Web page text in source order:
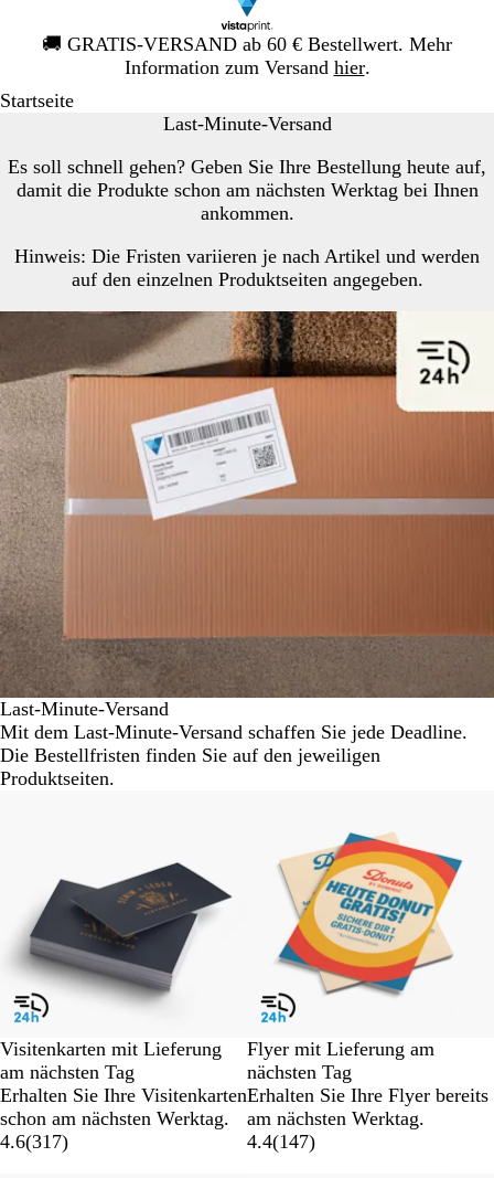
🚚 GRATIS-VERSAND ab 60 € Bestellwert. Mehr
Information zum Versand hier.
Galeriebild
1
Startseite
Last-Minute-Versand
Es soll schnell gehen? Geben Sie Ihre Bestellung heute auf,
damit die Produkte schon am nächsten Werktag bei Ihnen
ankommen.
Hinweis: Die Fristen variieren je nach Artikel und werden
auf den einzelnen Produktseiten angegeben.
Last-Minute-Versand
Mit dem Last-Minute-Versand schaffen Sie jede Deadline.
Die Bestellfristen finden Sie auf den jeweiligen
Produktseiten.
Visitenkarten mit Lieferung
am nächsten Tag
Erhalten Sie Ihre Visitenkarten
schon am nächsten Werktag.
4.6(317)
Flyer mit Lieferung am
nächsten Tag
Erhalten Sie Ihre Flyer bereits
am nächsten Werktag.
4.4(147)